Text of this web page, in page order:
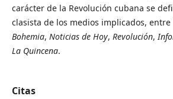
carácter de la Revolución cubana se
clasista de los medios implicados,
Bohemia, Noticias de Hoy, Revolución,
La Quincena.
Citas